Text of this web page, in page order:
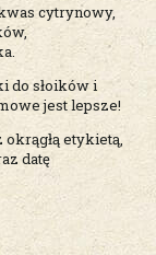
cytrynowy,
do słoików i
jest lepsze!
etykietą,
datę